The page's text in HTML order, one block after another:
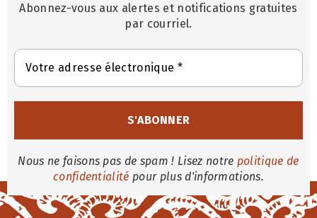
Abonnez-vous aux alertes et notifications gratuites
par courriel.
Nous ne faisons pas de spam ! Lisez notre politique de
confidentialité pour plus d'informations.